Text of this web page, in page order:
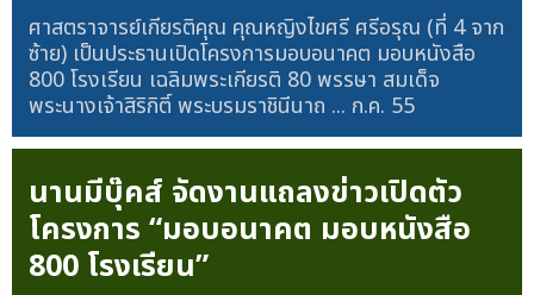
ศาสตราจารย์เกียรติคุณ คุณหญิงไขศรี ศรีอรุณ (ที่ 4 จาก
ซ้าย) เป็นประธานเปิดโครงการมอบอนาคต มอบหนังสือ
800 โรงเรียน เฉลิมพระเกียรติ 80 พรรษา สมเด็จ
พระนางเจ้าสิริกิติ์ พระบรมราชินีนาถ ... ก.ค. 55
นานมีบุ๊คส์ จัดงานแถลงข่าวเปิดตัว
โครงการ “มอบอนาคต มอบหนังสือ
800 โรงเรียน”